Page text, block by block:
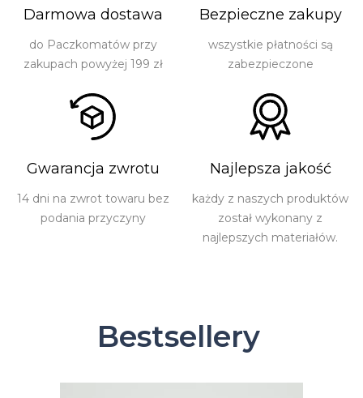
Darmowa dostawa
do Paczkomatów przy
zakupach powyżej 199 zł
Bezpieczne zakupy
wszystkie płatności są
zabezpieczone
Gwarancja zwrotu
14 dni na zwrot towaru bez
podania przyczyny
Najlepsza jakość
każdy z naszych produktów
został wykonany z
najlepszych materiałów.
Bestsellery